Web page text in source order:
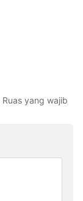
Ruas yang wajib